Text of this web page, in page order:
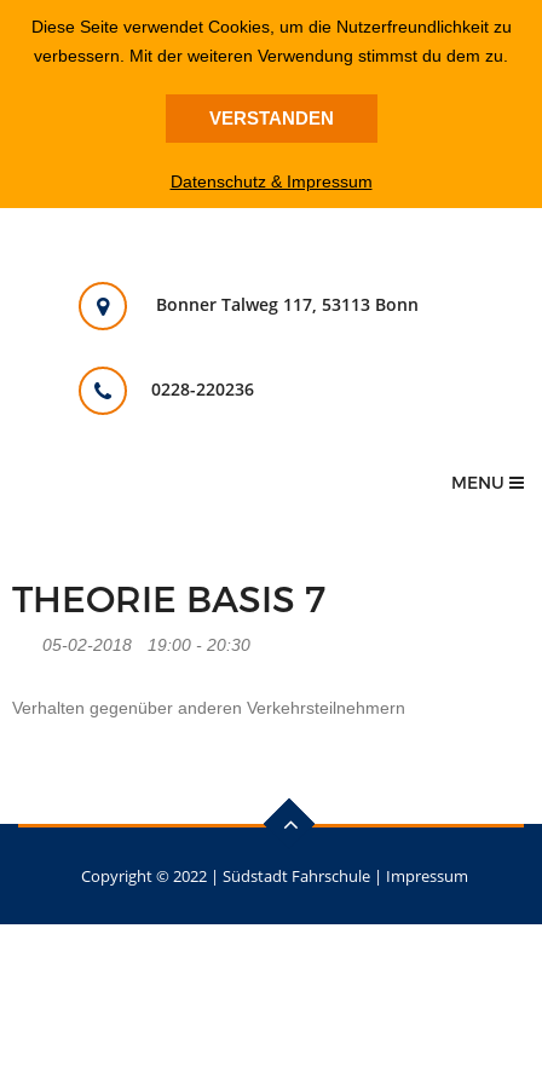
Bonner Talweg 117, 53113 Bonn
0228-220236
MENU
THEORIE BASIS 7
05-02-2018 19:00 - 20:30
Verhalten gegenüber anderen Verkehrsteilnehmern
Copyright © 2022 | Südstadt Fahrschule | Impressum
Diese Seite verwendet Cookies, um die Nutzerfreundlichkeit zu
verbessern. Mit der weiteren Verwendung stimmst du dem zu.
VERSTANDEN
Datenschutz & Impressum